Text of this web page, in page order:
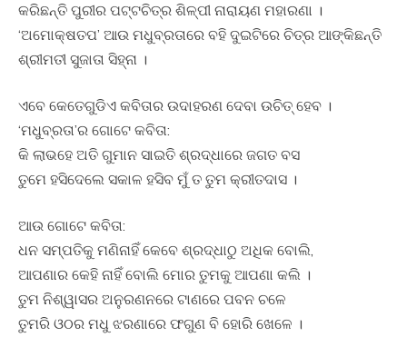
କରିଛନ୍ତି ପୁରୀର ପଟ୍ଟଚିତ୍ର ଶିଳ୍ପୀ ନାରାୟଣ ମହାରଣା ।
‘ଅମୋକ୍ଷତପ’ ଆଉ ମଧୁବ୍ରତାରେ ବହି ଦୁଇଟିରେ ଚିତ୍ର ଆଙ୍କିଛନ୍ତି
ଶ୍ରୀମତୀ ସୁଜାତା ସିହ୍ନା ।
ଏବେ କେତେଗୁଡିଏ କବିତାର ଉଦାହରଣ ଦେବା ଉଚିତ୍ ହେବ ।
‘ମଧୁବ୍ରତା’ର ଗୋଟେ କବିତା:
କି ଲାଭହେ ଅତି ଗୁମାନ ସାଇତି ଶ୍ରଦ୍ଧାରେ ଜଗତ ବସ
ତୁମେ ହସିଦେଲେ ସକାଳ ହସିବ ମୁଁ ତ ତୁମ କ୍ରୀତଦାସ ।
ଆଉ ଗୋଟେ କବିତା:
ଧନ ସମ୍ପତିକୁ ମଣିନାହିଁ କେବେ ଶ୍ରଦ୍ଧାଠୁ ଅଧିକ ବୋଲି,
ଆପଣାର କେହି ନାହିଁ ବୋଲି ମୋର ତୁମକୁ ଆପଣା କଲି ।
ତୁମ ନିଶ୍ୱାସର ଅନୁରଣନରେ ଟାଣରେ ପବନ ଚଳେ
ତୁମରି ଓଠର ମଧୁ ଝରଣାରେ ଫଗୁଣ ବି ହୋରି ଖେଳେ ।